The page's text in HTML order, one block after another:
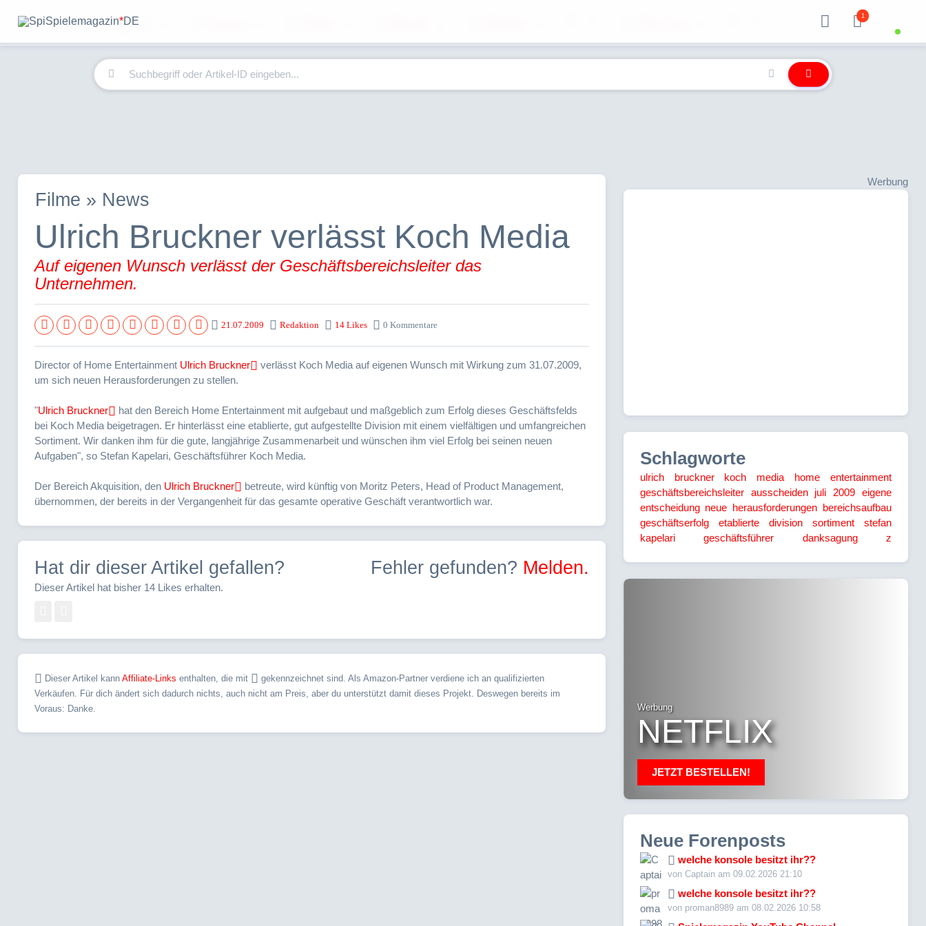
Spielemagazin*DE 1
Home Spiele
Filme » News
Ulrich Bruckner verlässt Koch Media
Auf eigenen Wunsch verlässt der Geschäftsbereichsleiter das
Unternehmen.
21.07.2009 Redaktion 14 Likes 0 Kommentare
Director of Home Entertainment Ulrich Bruckner
verlässt Koch Media auf eigenen Wunsch mit Wirkung zum 31.07.2009,
um sich neuen Herausforderungen zu stellen.
"Ulrich Bruckner
hat den Bereich Home Entertainment mit aufgebaut und maßgeblich zum Erfolg dieses Geschäftsfelds
bei Koch Media beigetragen. Er hinterlässt eine etablierte, gut aufgestellte Division mit einem vielfältigen und umfangreichen
Sortiment. Wir danken ihm für die gute, langjährige Zusammenarbeit und wünschen ihm viel Erfolg bei seinen neuen
Aufgaben", so Stefan Kapelari, Geschäftsführer Koch Media.
Der Bereich Akquisition, den Ulrich Bruckner
betreute, wird künftig von Moritz Peters, Head of Product Management,
übernommen, der bereits in der Vergangenheit für das gesamte operative Geschäft verantwortlich war.
Hat dir dieser Artikel gefallen?
Dieser Artikel hat bisher 14 Likes erhalten.
Fehler gefunden? Melden.
Dieser Artikel kann Affiliate-Links enthalten, die mit
gekennzeichnet sind. Als Amazon-Partner verdiene ich an qualifizierten
Verkäufen. Für dich ändert sich dadurch nichts, auch nicht am Preis, aber du unterstützt damit dieses Projekt. Deswegen bereits im
Voraus: Danke.
Werbung
Schlagworte
ulrich bruckner koch media
home entertainment
geschäftsbereichsleiter
ausscheiden juli 2009 eigene
entscheidung neue herausforderungen bereichsaufbau
geschäftserfolg
etablierte division sortiment
stefan
kapelari
geschäftsführer danksagung z
Werbung
NETFLIX
JETZT BESTELLEN!
Neue Forenposts
welche konsole besitzt ihr??
von Captain am 09.02.2026 21:10
welche konsole besitzt ihr??
von proman8989 am 08.02.2026 10:58